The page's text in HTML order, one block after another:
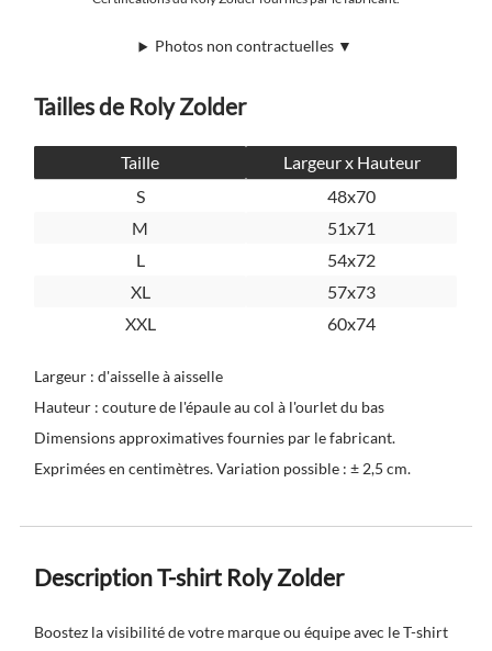
Photos non contractuelles ▼
Tailles de Roly Zolder
Taille
Largeur x Hauteur
S
48x70
M
51x71
L
54x72
XL
57x73
XXL
60x74
Largeur : d'aisselle à aisselle
Hauteur : couture de l'épaule au col à l'ourlet du bas
Dimensions approximatives fournies par le fabricant.
Exprimées en centimètres. Variation possible : ± 2,5 cm.
Description T-shirt Roly Zolder
Boostez la visibilité de votre marque ou équipe avec le T-shirt